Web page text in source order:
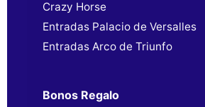
Crazy Horse
Entradas Palacio de Versalles
Entradas Arco de Triunfo
Bonos Regalo